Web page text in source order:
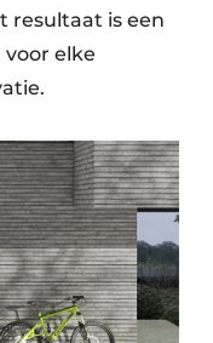
resultaat is een
elke